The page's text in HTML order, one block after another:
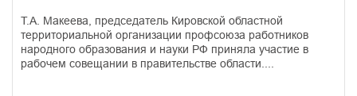
Т.А. Макеева, председатель Кировской областной
территориальной организации профсоюза работников
народного образования и науки РФ приняла участие в
рабочем совещании в правительстве области....